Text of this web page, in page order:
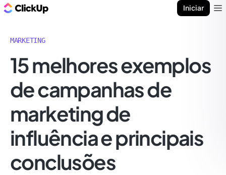
Iniciar
MARKETING
15 melhores exemplos
de campanhas de
marketing de
influência e principais
conclusões